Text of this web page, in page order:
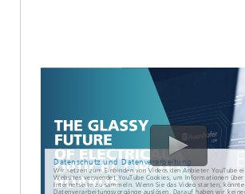
Datenschutz und Datenverarbeitung
Wir setzen zum Einbinden von Videos den Anbieter YouTube
Websites verwendet YouTube Cookies, um Informationen
Internetseite zu sammeln. Wenn Sie das Video starten, könnte
Datenverarbeitungsvorgänge auslösen. Darauf haben wir